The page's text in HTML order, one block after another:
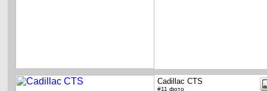
Cadillac CTS
#11 фото